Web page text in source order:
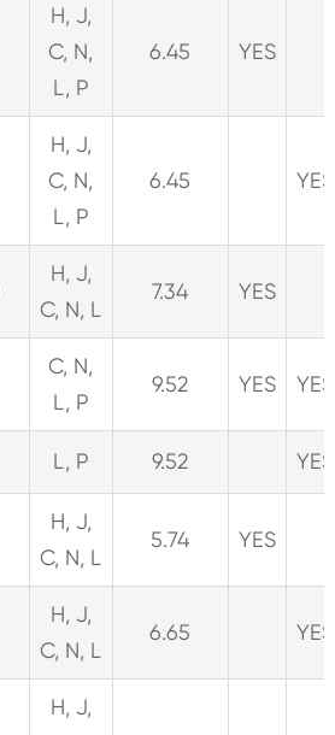
H, J,
C, N,
L, P
6.45 YES
H, J,
C, N,
L, P
6.45 YES
H, J,
C, N, L
7.34 YES
C, N,
L, P
9.52 YES YES
L, P 9.52 YES
H, J,
C, N, L
5.74 YES
H, J,
C, N, L
6.65 YES
H, J,